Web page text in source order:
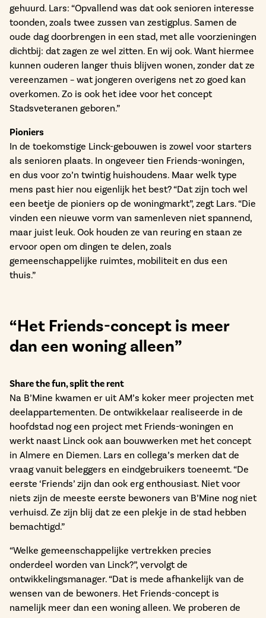
gehuurd. Lars: “Opvallend was dat ook senioren interesse
toonden, zoals twee zussen van zestigplus. Samen de
oude dag doorbrengen in een stad, met alle voorzieningen
dichtbij: dat zagen ze wel zitten. En wij ook. Want hiermee
kunnen ouderen langer thuis blijven wonen, zonder dat ze
vereenzamen – wat jongeren overigens net zo goed kan
overkomen. Zo is ook het idee voor het concept
Stadsveteranen geboren.”
Pioniers
In de toekomstige Linck-gebouwen is zowel voor starters
als senioren plaats. In ongeveer tien Friends-woningen,
en dus voor zo’n twintig huishoudens. Maar welk type
mens past hier nou eigenlijk het best? “Dat zijn toch wel
een beetje de pioniers op de woningmarkt”, zegt Lars. “Die
vinden een nieuwe vorm van samenleven niet spannend,
maar juist leuk. Ook houden ze van reuring en staan ze
ervoor open om dingen te delen, zoals
gemeenschappelijke ruimtes, mobiliteit en dus een
thuis.”
“Het Friends-concept is meer
dan een woning alleen”
Share the fun, split the rent
Na B’Mine kwamen er uit AM’s koker meer projecten met
deelappartementen. De ontwikkelaar realiseerde in de
hoofdstad nog een project met Friends-woningen en
werkt naast Linck ook aan bouwwerken met het concept
in Almere en Diemen. Lars en collega’s merken dat de
vraag vanuit beleggers en eindgebruikers toeneemt. “De
eerste ‘Friends’ zijn dan ook erg enthousiast. Niet voor
niets zijn de meeste eerste bewoners van B’Mine nog niet
verhuisd. Ze zijn blij dat ze een plekje in de stad hebben
bemachtigd.”
“Welke gemeenschappelijke vertrekken precies
onderdeel worden van Linck?”, vervolgt de
ontwikkelingsmanager. “Dat is mede afhankelijk van de
wensen van de bewoners. Het Friends-concept is
namelijk meer dan een woning alleen. We proberen de